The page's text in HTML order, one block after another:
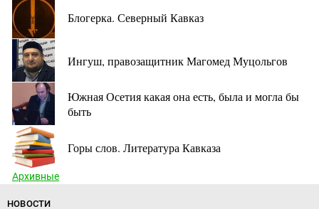
Блогерка. Северный Кавказ
Ингуш, правозащитник Магомед Муцольгов
Южная Осетия какая она есть, была и могла бы
быть
Горы слов. Литература Кавказа
Архивные
НОВОСТИ